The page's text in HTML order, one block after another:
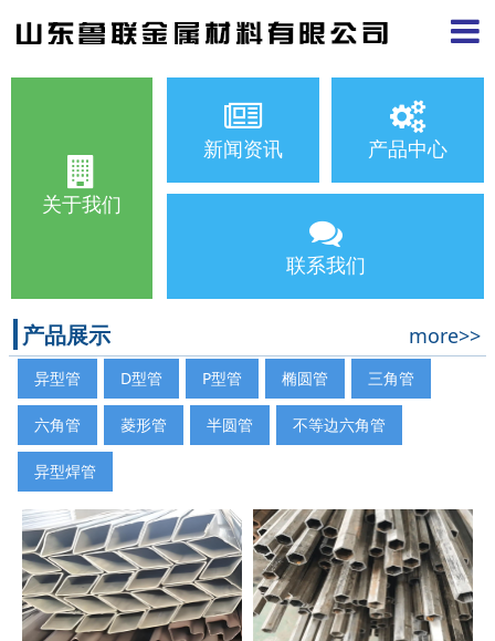
关于我们
新闻资讯 产品中心
联系我们
产品展示 more>>
异型管 D型管 P型管 椭圆管 三角管
六角管 菱形管 半圆管 不等边六角管
异型焊管